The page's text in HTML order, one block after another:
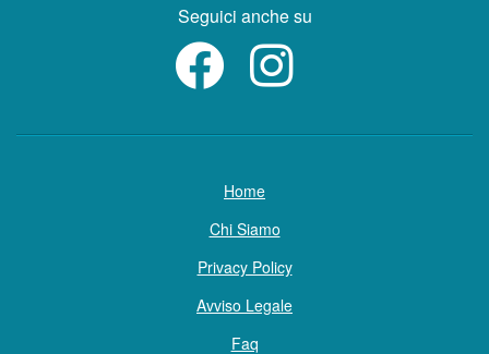
Seguici anche su
Home
Chi Siamo
Privacy Policy
Avviso Legale
Faq